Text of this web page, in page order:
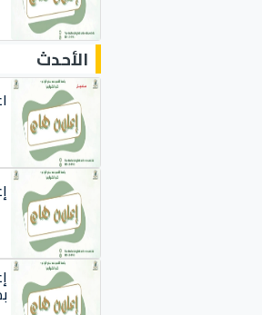
الأحدث